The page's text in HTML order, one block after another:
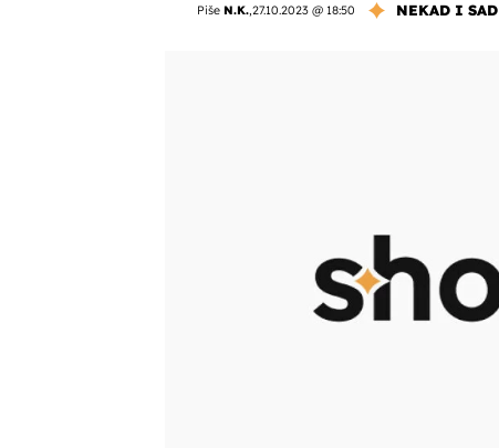
Piše N.K.,27.10.2023 @ 18:50 NEKAD I SAD